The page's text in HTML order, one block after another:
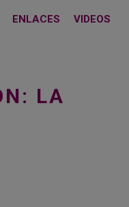
ENLACES VIDEOS
LA